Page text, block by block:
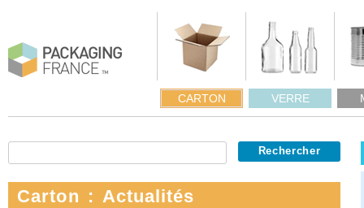
CARTON VERRE
Carton : Actualités